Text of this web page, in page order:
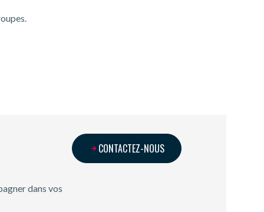
dans vos
CONTACTEZ-NOUS